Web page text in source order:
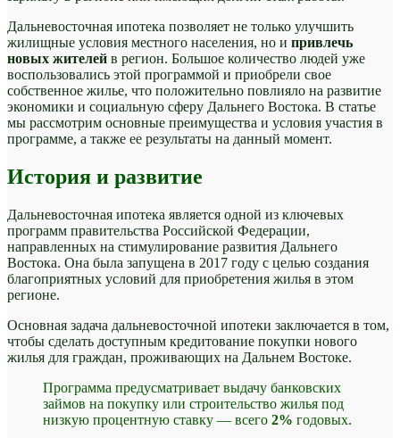
Дальневосточная ипотека позволяет не только улучшить
жилищные условия местного населения, но и привлечь
новых жителей в регион. Большое количество людей уже
воспользовались этой программой и приобрели свое
собственное жилье, что положительно повлияло на развитие
экономики и социальную сферу Дальнего Востока. В статье
мы рассмотрим основные преимущества и условия участия в
программе, а также ее результаты на данный момент.
История и развитие
Дальневосточная ипотека является одной из ключевых
программ правительства Российской Федерации,
направленных на стимулирование развития Дальнего
Востока. Она была запущена в 2017 году с целью создания
благоприятных условий для приобретения жилья в этом
регионе.
Основная задача дальневосточной ипотеки заключается в том,
чтобы сделать доступным кредитование покупки нового
жилья для граждан, проживающих на Дальнем Востоке.
Программа предусматривает выдачу банковских
займов на покупку или строительство жилья под
низкую процентную ставку — всего 2% годовых.